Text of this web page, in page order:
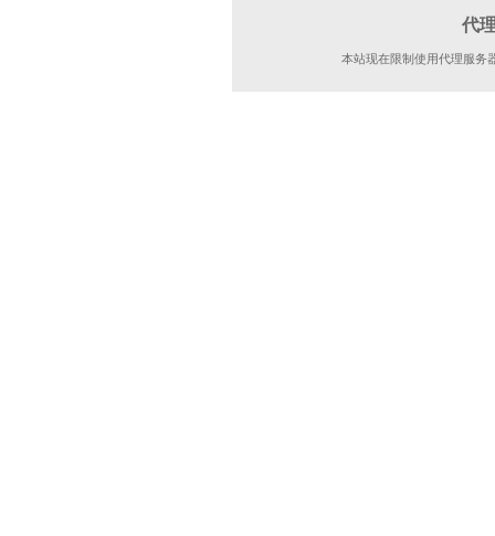
代
本站现在限制使用代理服务